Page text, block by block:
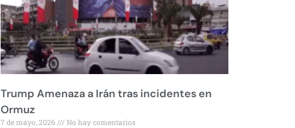
Trump Amenaza a Irán tras incidentes en
Ormuz
7 de mayo, 2026 No hay comentarios